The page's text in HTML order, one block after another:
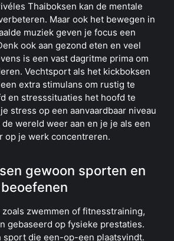
Thaiboksen kan de mentale
Maar ook het bewegen in
muziek geven je focus een
ook aan gezond eten en veel
is een vast dagritme prima om
Vechtsport als het kickboksen
extra stimulans om rustig te
en stresssituaties het hoofd te
stress op een aanvaardbaar niveau
wereld weer aan en je je als een
op je werk concentreren.
gewoon sporten en
zwemmen of fitnesstraining,
gebaseerd op fysieke prestaties.
sport die een-op-een plaatsvindt.